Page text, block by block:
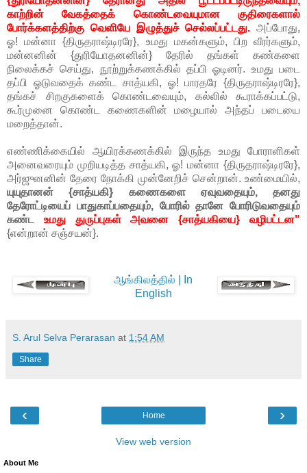
காற்றின் வேகத்தைக் கொண்டவையுமான குதிரைகளால்
போர்க்களத்திற்கு வெளியே இழுத்துச் செல்லப்பட்டது. அப்போது,
ஓ! மன்னா {திருதராஷ்டிரரே}, உமது மகன்களும், பிற வீரர்களும்,
மன்னனின் {துரியோதனனின்} தேரில் தங்கள் கண்களை
நிலைக்கச் செய்து, நூற்றுக்கணக்கில் தப்பி ஓடினர். உமது படை
தப்பி ஓடுவதைக் கண்ட சாத்யகி, ஓ! பாரதரே {திருதராஷ்டிரரே},
தங்கச் சிறகுகளைக் கொண்டவையும், கல்லில் கூராக்கப்பட்டு,
கூர்முனை கொண்ட கணைகளின் மழையால் அந்தப் படையை
மறைத்தான்.
எண்ணிக்கையில் ஆயிரக்கணக்கில் இருந்த உமது போராளிகள்
அனைவரையும் முறியடித்த சாத்யகி, ஓ! மன்னா {திருதராஷ்டிரரே},
அர்ஜுனனின் தேரை நோக்கி முன்னேறிச் சென்றான். உண்மையில்,
யுயுதானன் {சாத்யகி} கணைகளை ஏவுவதையும், தனது
தேரோட்டியைப் பாதுகாப்பதையும், போரில் தானே போரிடுவதையும்
கண்ட உமது துருப்புகள் அவனை {சாத்யகியை} வழிபட்டன"
{என்றான் சஞ்சயன்}.
ஆங்கிலத்தில் | In
English
S. Arul Selva Perarasan at 1:54 AM
Share
‹ ›
Home
View web version
About Me